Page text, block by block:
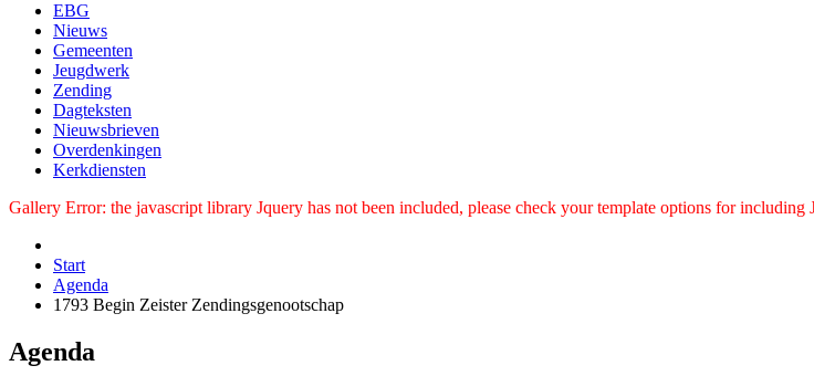
EBG
Nieuws
Gemeenten
Jeugdwerk
Zending
Dagteksten
Nieuwsbrieven
Overdenkingen
Kerkdiensten
Gallery Error: the javascript library Jquery has not been included, please check your template options for including
Start
Agenda
1793 Begin Zeister Zendingsgenootschap
Agenda